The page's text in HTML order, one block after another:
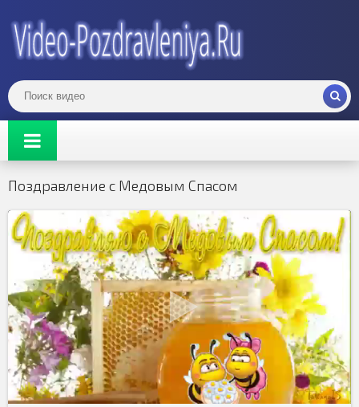
Поздравление с Медовым Спасом